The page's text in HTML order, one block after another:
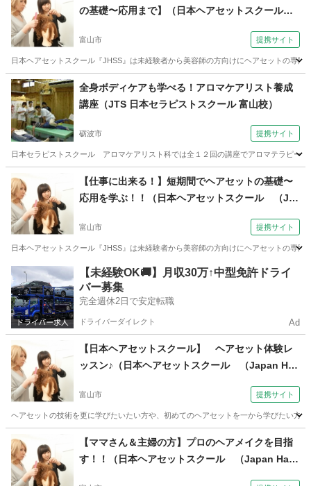
の基礎〜応用まで】（日本ヘアセットスクール
事しながら学べる♪）
富山市 提携サイト
日本ヘアセットスクール『JHSS』は未経験者から美容師の方向けにヘアセットの専
富山 富山市 ヘアメイク
全身ボディケアも学べる！アロマケアリスト養成
講座（JTS 日本セラピストスクール 富山校）
砺波市 提携サイト
日本セラピストスクール アロマケアリスト科では全１２回の講座でアロマテラピー
アロマ
【仕事に出来る！】短期間でヘアセットの基礎〜
応用を学ぶ！！（日本ヘアセットスクール （Ja
ながら学べる♪）
富山市 提携サイト
日本ヘアセットスクール『JHSS』は未経験者から美容師の方向けにヘアセットの専
富山市 ヘアメイク
【未経験OK🚚】月収30万↑中型免許ドライ
バー募集
完全週休2日で安定転職
ドライバーダイレクト Ad
【日本ヘアセットスクール】 ヘアセット体験レ
ッスン♪（日本ヘアセットスクール （Japan Hair
べる♪）
富山市 提携サイト
ヘアセットの技術を更に学びたいたい方や、初めてのヘアセットを一から学びたい方
ヘアメイク
【ママさん＆主婦の方】プロのヘアメイクを目指
す！！（日本ヘアセットスクール （Japan Hair